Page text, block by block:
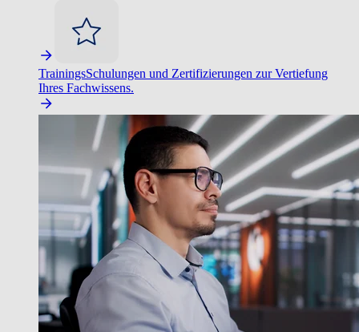
TrainingsSchulungen und Zertifizierungen zur Vertiefung
Ihres Fachwissens.